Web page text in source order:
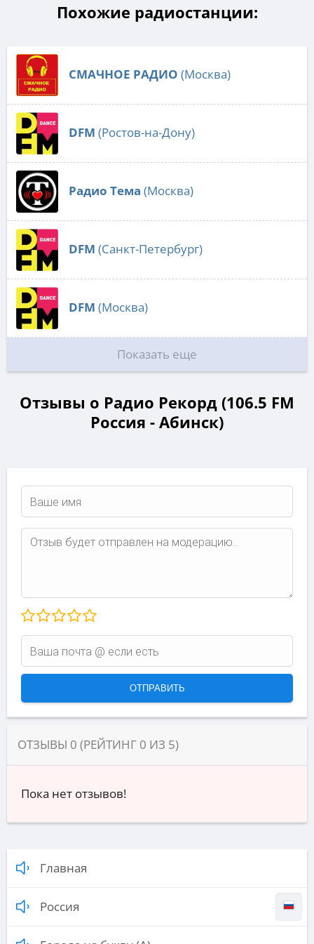
Похожие радиостанции:
СМАЧНОЕ РАДИО (Москва)
DFM (Ростов-на-Дону)
Радио Тема (Москва)
DFM (Санкт-Петербург)
DFM (Москва)
Показать еще
Отзывы о Радио Рекорд (106.5 FM
Россия - Абинск)
ОТЗЫВЫ 0 (РЕЙТИНГ 0 ИЗ 5)
Пока нет отзывов!
Главная
Россия